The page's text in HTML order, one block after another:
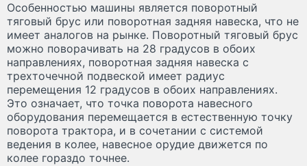
Особенностью машины является поворотный
тяговый брус или поворотная задняя навеска, что не
имеет аналогов на рынке. Поворотный тяговый брус
можно поворачивать на 28 градусов в обоих
направлениях, поворотная задняя навеска с
трехточечной подвеской имеет радиус
перемещения 12 градусов в обоих направлениях.
Это означает, что точка поворота навесного
оборудования перемещается в естественную точку
поворота трактора, и в сочетании с системой
ведения в колее, навесное орудие движется по
колее гораздо точнее.